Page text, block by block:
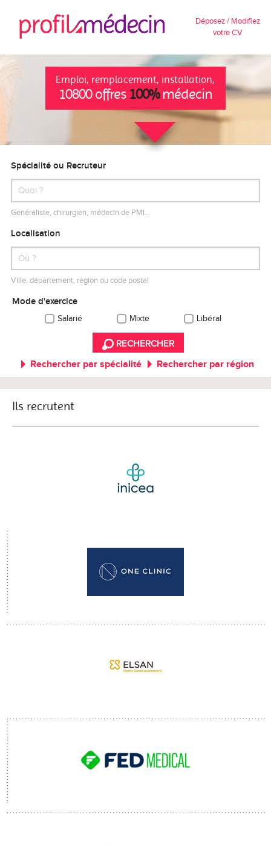
Déposez / Modifiez
votre CV
Emploi, remplacement, installation,
10800 offres 100%médecin
Spécialité ou Recruteur
Généraliste, chirurgien, médecin de PMI…
Localisation
Ville, département, région ou code postal
Mode d'exercice
Salarié Mixte Libéral
RECHERCHER
Rechercher par spécialité Rechercher par région
Ils recrutent